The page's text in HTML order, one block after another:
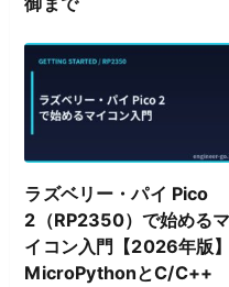
ラズベリー・パイ Pico
2（RP2350）で始めるマ
イコン入門【2026年版】
MicroPythonとC/C++